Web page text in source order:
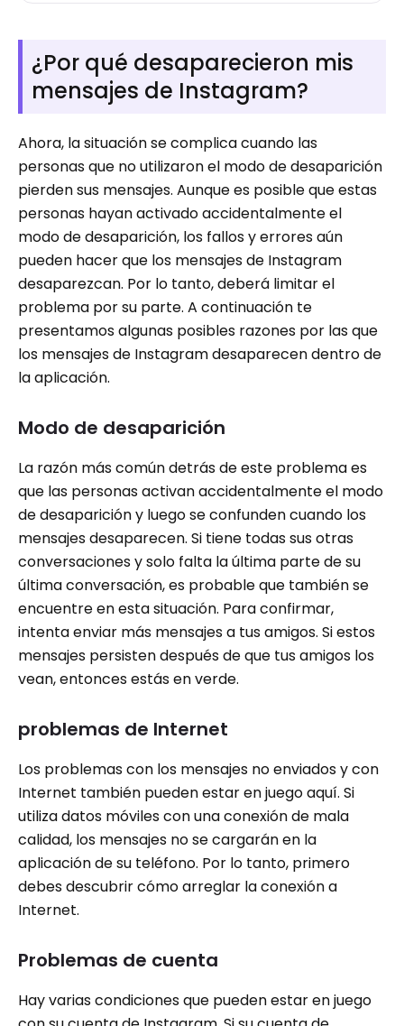
¿Por qué desaparecieron mis
mensajes de Instagram?
Ahora, la situación se complica cuando las
personas que no utilizaron el modo de desaparición
pierden sus mensajes. Aunque es posible que estas
personas hayan activado accidentalmente el
modo de desaparición, los fallos y errores aún
pueden hacer que los mensajes de Instagram
desaparezcan. Por lo tanto, deberá limitar el
problema por su parte. A continuación te
presentamos algunas posibles razones por las que
los mensajes de Instagram desaparecen dentro de
la aplicación.
Modo de desaparición
La razón más común detrás de este problema es
que las personas activan accidentalmente el modo
de desaparición y luego se confunden cuando los
mensajes desaparecen. Si tiene todas sus otras
conversaciones y solo falta la última parte de su
última conversación, es probable que también se
encuentre en esta situación. Para confirmar,
intenta enviar más mensajes a tus amigos. Si estos
mensajes persisten después de que tus amigos los
vean, entonces estás en verde.
problemas de Internet
Los problemas con los mensajes no enviados y con
Internet también pueden estar en juego aquí. Si
utiliza datos móviles con una conexión de mala
calidad, los mensajes no se cargarán en la
aplicación de su teléfono. Por lo tanto, primero
debes descubrir cómo arreglar la conexión a
Internet.
Problemas de cuenta
Hay varias condiciones que pueden estar en juego